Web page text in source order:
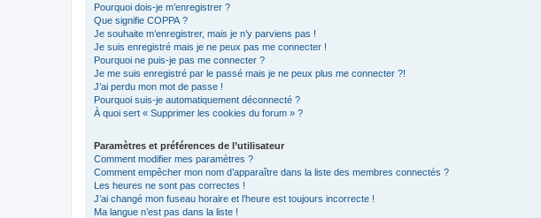
Pourquoi dois-je m’enregistrer ?
Que signifie COPPA ?
Je souhaite m’enregistrer, mais je n’y parviens pas !
Je suis enregistré mais je ne peux pas me connecter !
Pourquoi ne puis-je pas me connecter ?
Je me suis enregistré par le passé mais je ne peux plus me connecter ?!
J’ai perdu mon mot de passe !
Pourquoi suis-je automatiquement déconnecté ?
À quoi sert « Supprimer les cookies du forum » ?
Paramètres et préférences de l’utilisateur
Comment modifier mes paramètres ?
Comment empêcher mon nom d’apparaître dans la liste des membres connectés ?
Les heures ne sont pas correctes !
J’ai changé mon fuseau horaire et l’heure est toujours incorrecte !
Ma langue n’est pas dans la liste !